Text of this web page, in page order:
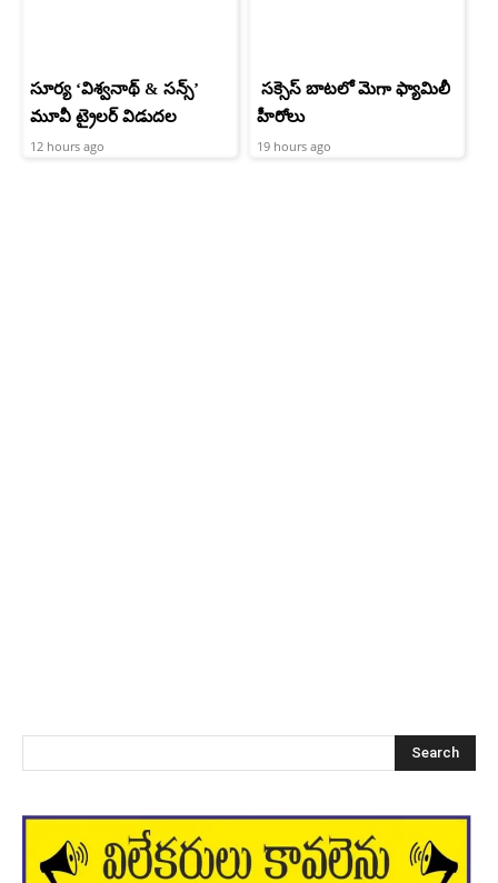
సూర్య ‘విశ్వనాథ్ & సన్స్’
మూవీ ట్రైలర్ విడుదల
12 hours ago
సక్సెస్ బాటలో మెగా ఫ్యామిలీ
హీరోలు
19 hours ago
Search